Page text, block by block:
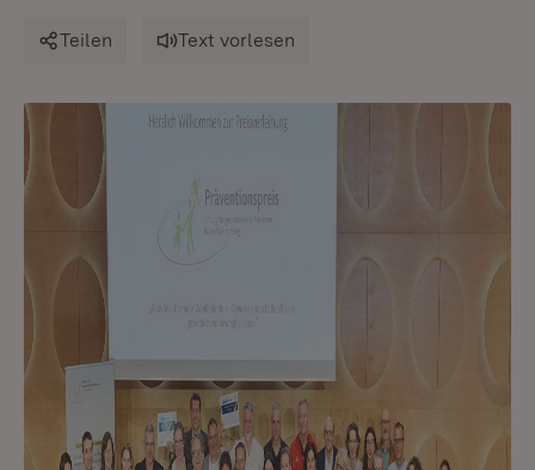
Teilen Text vorlesen